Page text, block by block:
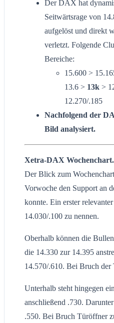
Der DAX hat
Seitwärtsrage von
aufgelöst und direkt
verletzt. Folgende
Bereiche:
15.600 >
13.6 > 13k >
12.270/.185
Nachfolgend der
Bild analysiert.
Xetra-DAX Wochenchart.
Der Blick zum
Vorwoche den Support an
konnte. Ein erster
14.030/.100 zu nennen.
Oberhalb können die
die 14.330 zur 14.395
14.570/.610. Bei Bruch
Unterhalb steht hingegen
anschließend .730.
.550. Bei Bruch Türöffner